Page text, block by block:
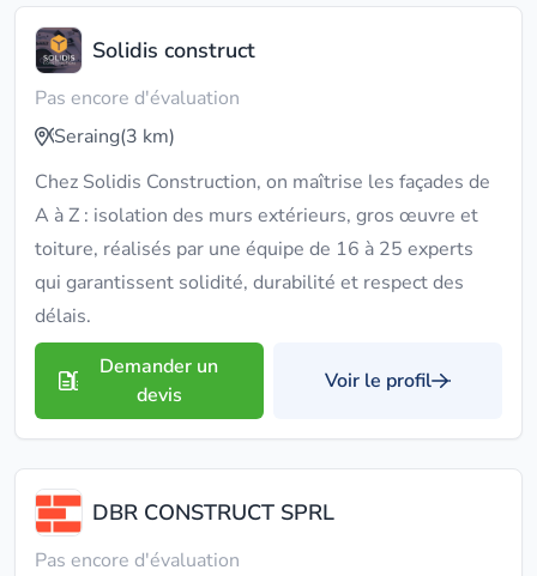
Solidis construct
Pas encore d'évaluation
Seraing(3 km)
Chez Solidis Construction, on maîtrise les façades de
A à Z : isolation des murs extérieurs, gros œuvre et
toiture, réalisés par une équipe de 16 à 25 experts
qui garantissent solidité, durabilité et respect des
délais.
Demander un
devis
Voir le profil
DBR CONSTRUCT SPRL
Pas encore d'évaluation